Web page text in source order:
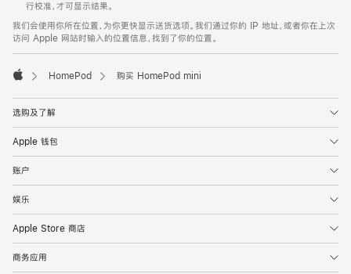
行校准，才可显示结果。
我们会使用你所在位置，为你更快显示送货选项。我们通过你的 IP 地址，或者你在上次
访问 Apple 网站时输入的位置信息，找到了你的位置。
HomePod 购买 HomePod mini
选购及了解
Apple 钱包
账户
娱乐
Apple Store 商店
商务应用